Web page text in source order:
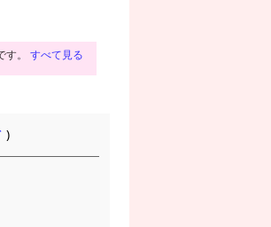
。 すべて見る
)